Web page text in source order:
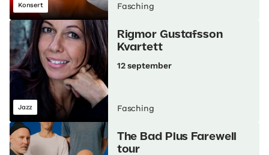
Konsert Fasching
Jazz
Rigmor Gustafsson
Kvartett
12 september
Fasching
The Bad Plus Farewell
tour